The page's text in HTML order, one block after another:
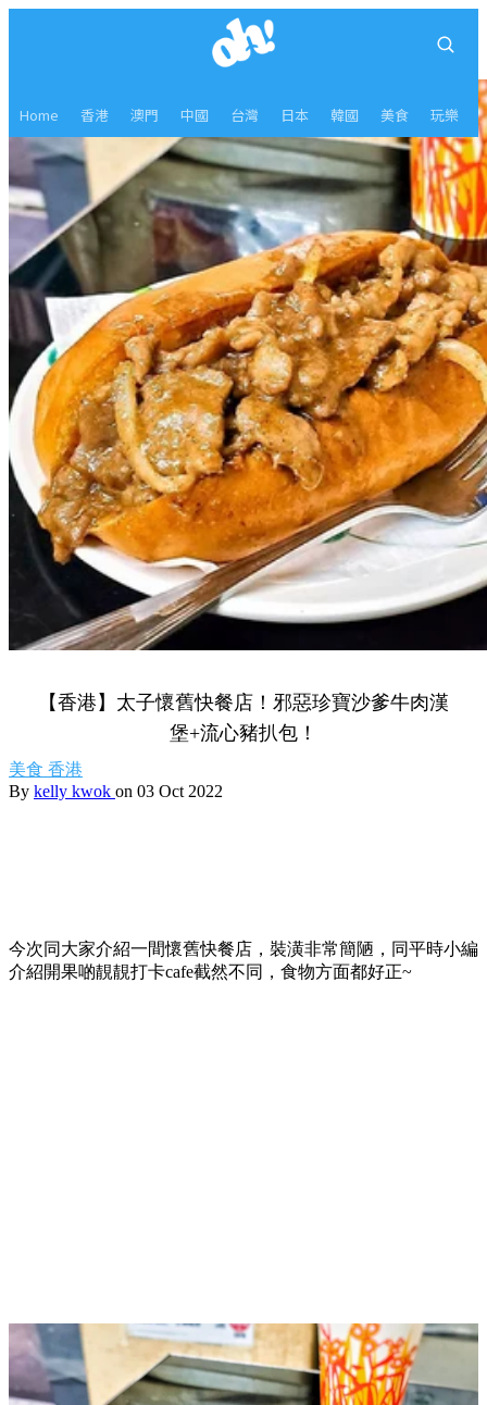
Home 香港 澳門 中國 台灣 日本 韓國 美食 玩樂
【香港】太子懷舊快餐店！邪惡珍寶沙爹牛肉漢
堡+流心豬扒包！
美食 香港
By kelly kwok on 03 Oct 2022
今次同大家介紹一間懷舊快餐店，裝潢非常簡陋，同平時小編
介紹開果啲靚靚打卡cafe截然不同，食物方面都好正~